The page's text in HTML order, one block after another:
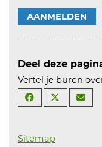
AANMELDEN
Deel deze
Vertel je buren
Sitemap